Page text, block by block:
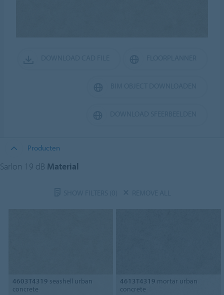
Producten
Sarlon 19 dB Material
4603T4319 seashell urban
concrete
4613T4319 mortar urban
concrete